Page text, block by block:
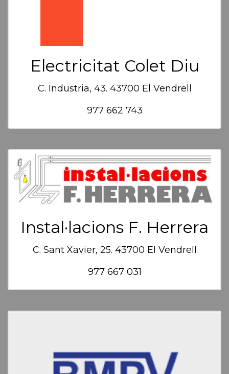
Electricitat Colet Diu
C. Industria, 43. 43700 El Vendrell
977 662 743
Instal·lacions F. Herrera
C. Sant Xavier, 25. 43700 El Vendrell
977 667 031